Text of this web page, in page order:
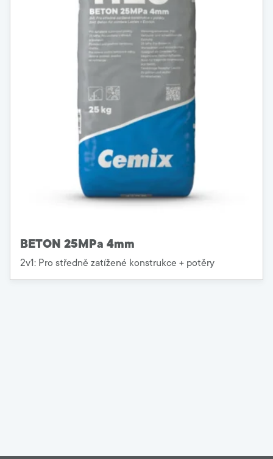
BETON 25MPa 4mm
2v1: Pro středně zatížené konstrukce + potěry